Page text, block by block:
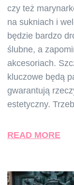
czy też
na sukniach i
będzie bardzo
ślubne, a
akcesoriach.
kluczowe będą
gwarantują
estetyczny.
READ MORE